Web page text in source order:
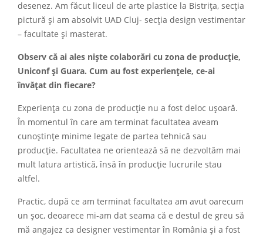
desenez. Am făcut liceul de arte plastice la Bistrița, secția
pictură și am absolvit UAD Cluj- secția design vestimentar
– facultate și masterat.
Observ că ai ales niște colaborări cu zona de producție,
Uniconf și Guara. Cum au fost experiențele, ce-ai
învățat din fiecare?
Experiența cu zona de producție nu a fost deloc ușoară.
În momentul în care am terminat facultatea aveam
cunoștințe minime legate de partea tehnică sau
producție. Facultatea ne orientează să ne dezvoltăm mai
mult latura artistică, însă în producție lucrurile stau
altfel.
Practic, după ce am terminat facultatea am avut oarecum
un șoc, deoarece mi-am dat seama că e destul de greu să
mă angajez ca designer vestimentar în România și a fost